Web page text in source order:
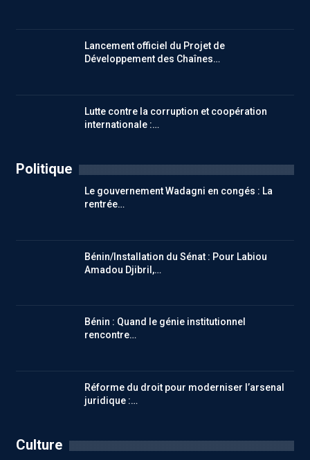
Lancement officiel du Projet de
Développement des Chaînes…
Lutte contre la corruption et coopération
internationale :…
Politique
Le gouvernement Wadagni en congés : La
rentrée…
Bénin/Installation du Sénat : Pour Labiou
Amadou Djibril,…
Bénin : Quand le génie institutionnel
rencontre…
Réforme du droit pour moderniser l’arsenal
juridique :…
Culture